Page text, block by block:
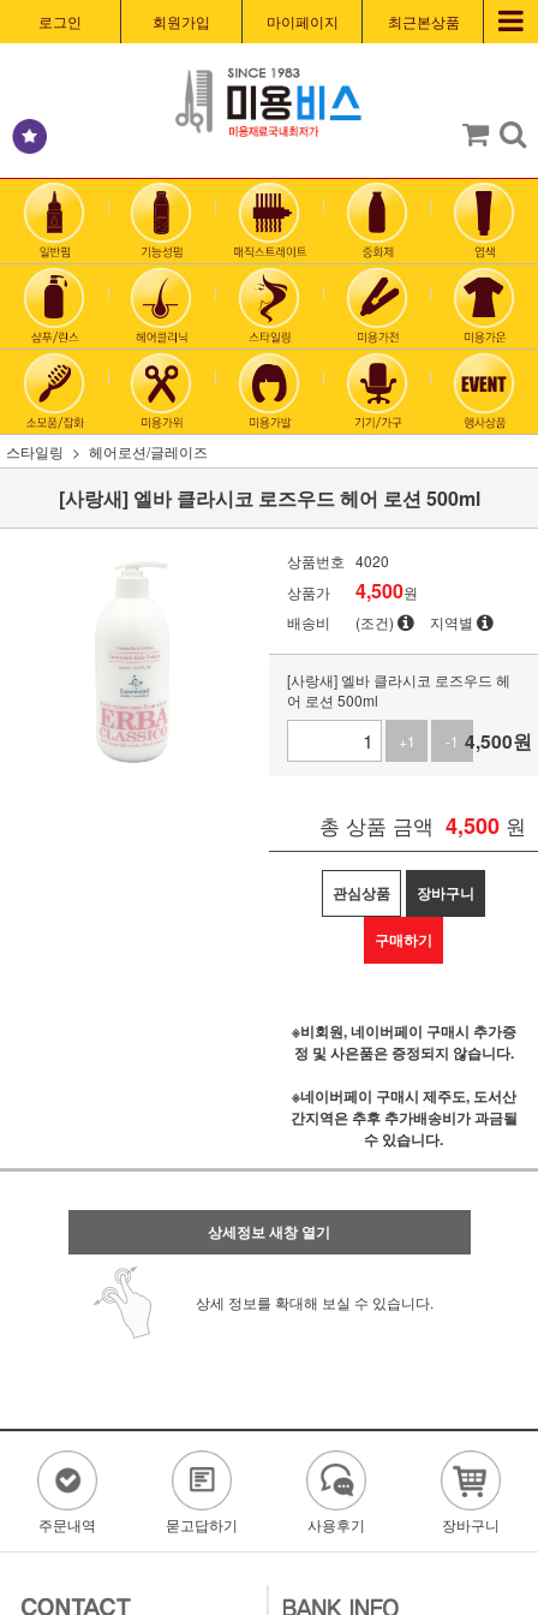
로그인 회원가입 마이페이지 최근본상품
스타일링 헤어로션/글레이즈
[사랑새] 엘바 클라시코 로즈우드 헤어 로션 500ml
상품번호 4020
상품가
4,500원
배송비
(조건) 지역별
[사랑새] 엘바 클라시코 로즈우드 헤
어 로션 500ml
+1
-1 4,500원
총 상품 금액 4,500 원
관심상품 장바구니
구매하기
※비회원, 네이버페이 구매시 추가증
정 및 사은품은 증정되지 않습니다.
※네이버페이 구매시 제주도, 도서산
간지역은 추후 추가배송비가 과금될
수 있습니다.
상세정보 새창 열기
상세 정보를 확대해 보실 수 있습니다.
주문내역 묻고답하기 사용후기 장바구니